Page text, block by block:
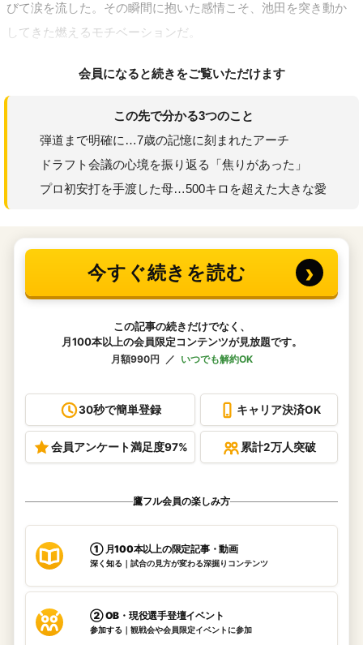
びて涙を流した。その瞬間に抱いた感情こそ、池田を突き動か
してきた燃えるモチベーションだ。
会員になると続きをご覧いただけます
この先で分かる3つのこと
弾道まで明確に…7歳の記憶に刻まれたアーチ
ドラフト会議の心境を振り返る「焦りがあった」
プロ初安打を手渡した母…500キロを超えた大きな愛